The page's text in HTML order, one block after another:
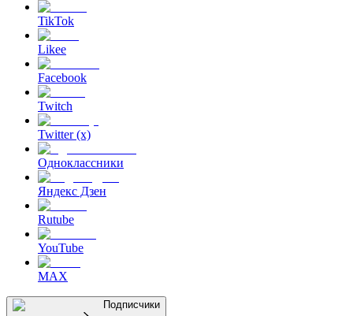
TikTok
Likee
Facebook
Twitch
Twitter (x)
Одноклассники
Яндекс Дзен
Rutube
YouTube
MAX
Подписчики